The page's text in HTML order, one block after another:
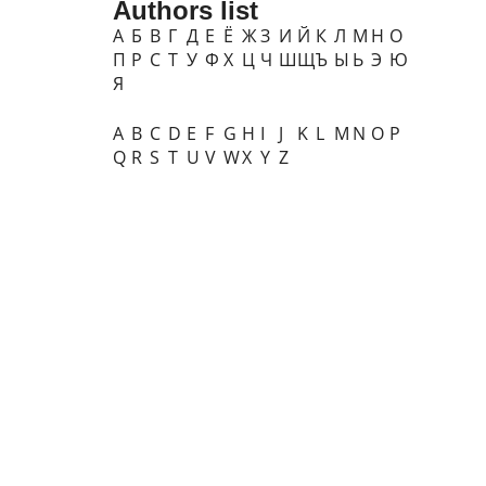
Authors list
А Б В Г Д Е Ё ЖЗ И Й К Л М Н О
П Р С Т У Ф Х Ц Ч ШЩЪ Ы Ь Э Ю
Я
A B C D E F G H I J K L M N O P
Q R S T U V WX Y Z